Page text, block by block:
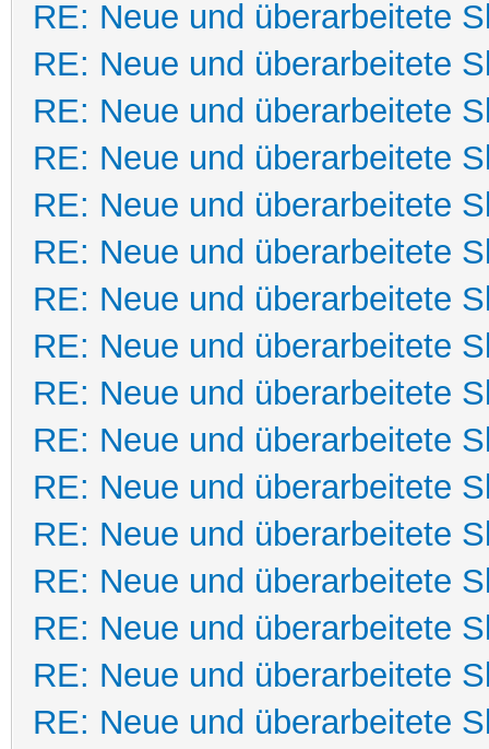
RE: Neue und überarbeitete
RE: Neue und überarbeitete
RE: Neue und überarbeitete
RE: Neue und überarbeitete
RE: Neue und überarbeitete
RE: Neue und überarbeitete
RE: Neue und überarbeitete
RE: Neue und überarbeitete
RE: Neue und überarbeitete
RE: Neue und überarbeitete
RE: Neue und überarbeitete
RE: Neue und überarbeitete
RE: Neue und überarbeitete
RE: Neue und überarbeitete
RE: Neue und überarbeitete
RE: Neue und überarbeitete